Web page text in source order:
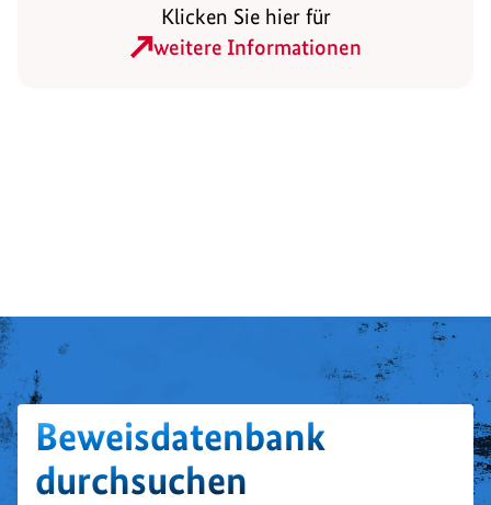
Klicken Sie hier für
weitere Informationen
Beweisdatenbank
durchsuchen